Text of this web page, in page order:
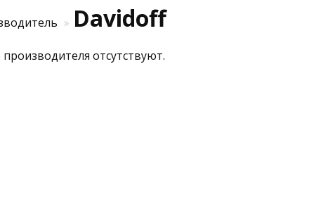
Davidoff
отсутствуют.